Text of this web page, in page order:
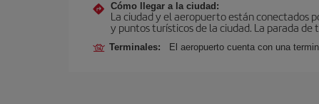
Cómo llegar a la ciudad:
La ciudad y el aeropuerto están conectados
y puntos turísticos de la ciudad. La parada
Terminales: El aeropuerto cuenta con una